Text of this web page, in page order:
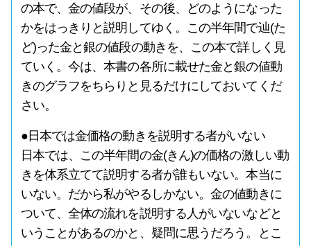
の本で、金の値段が、その後、どのようになった
かをはっきりと説明してゆく。この半年間で辿(た
ど)った金と銀の値段の動きを、この本で詳しく見
ていく。今は、本書の各所に載せた金と銀の値動
きのグラフをちらりと見るだけにしておいてくだ
さい。
●日本では金価格の動きを説明する者がいない
日本では、この半年間の金(きん)の価格の激しい動
きを体系立てて説明する者が誰もいない。本当に
いない。だから私がやるしかない。金の値動きに
ついて、全体の流れを説明する人がいないなどと
いうことがあるのかと、疑問に思うだろう。とこ